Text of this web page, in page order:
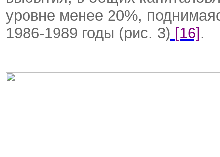
уровне менее 20%,
1986-1989 годы (рис. 3) [16] .